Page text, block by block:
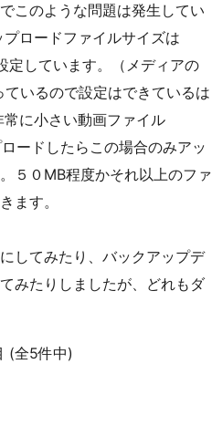
このような問題は発生してい
ロードファイルサイズは
定しています。（メディアの
いるので設定はできているは
に小さい動画ファイル
ードしたらこの場合のみアッ
５０MB程度かそれ以上のファ
ます。
してみたり、バックアップデ
みたりしましたが、どれもダ
(全5件中)